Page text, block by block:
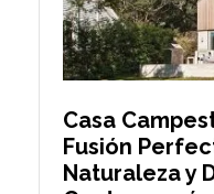
Casa
Fusión
Naturaleza y